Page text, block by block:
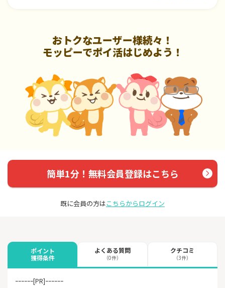
おトクなユーザー様続々！
モッピーでポイ活はじめよう！
簡単1分！無料会員登録はこちら
既に会員の方はこちらからログイン
ポイント
獲得条件
よくある質問
（0件）
クチコミ
（3件）
ｰｰｰｰｰｰ[PR]ｰｰｰｰｰｰ